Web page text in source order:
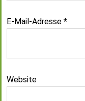
E-Mail-Adresse *
Website